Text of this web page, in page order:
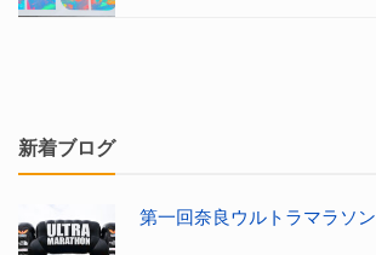
新着ブログ
第一回奈良ウルトラマラソン